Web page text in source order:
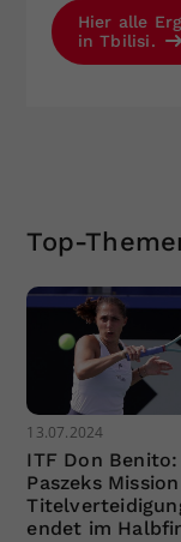
Hier alle
in Tbilisi.
Top-
13.07.2024
ITF Don Benito:
Paszeks Mission
endet im